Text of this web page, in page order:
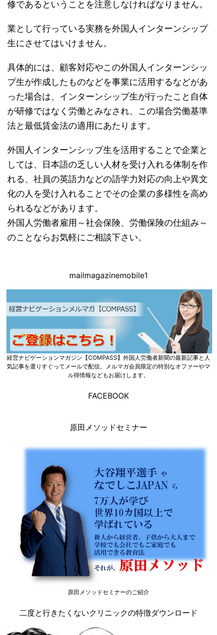
修であるということを注意しなければなりません。
業として行っている実務を外国人インターンシップ
生にさせてはいけません。
具体的には、顧客対応やこの外国人インターンシッ
プ生が作成したものなどを事業に活用するなどがあ
った場合は、インターンシップ生が行ったこと自体
が研修ではなく労働とみなされ、この場合労働基準
法と最低賃金法の適用にあたります。
外国人インターンシップ生を活用することで企業と
しては、日本語の乏しい人材を受け入れる体制を作
れる、社員の英語力などの語学力対応の向上や異文
化の人を受け入れることでその企業の多様性を高め
られるなどがあります。
外国人労働者雇用～社会保険、労働保険の仕組み～
のことならお気軽にご相談下さい。
mailmagazinemobile1
経営ナビゲーションマガジン【COMPASS】外国人労働者新聞の最新記事と人
気記事を選りすぐってメールで配信。メルマガ会員限定の特別なオファーやマ
ル得情報などもお届けします。
FACEBOOK
原田メソッドセミナー
原田メソッドセミナーのご紹介
二度と行きたくないクリニックの特徴ダウンロード